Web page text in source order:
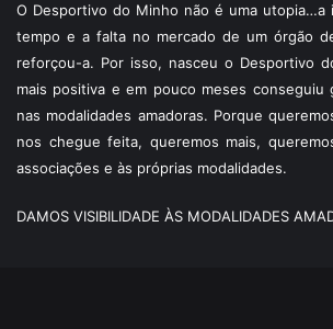
O Desportivo do Minho não é uma
tempo e a falta no mercado de um órgão
reforçou-a. Por isso, nasceu o Desportivo
mais positiva e em pouco meses
nas modalidades amadoras. Porque
nos chegue feita, queremos mais,
associações e às próprias modalidades.
DAMOS VISIBILIDADE ÀS MODALIDADES